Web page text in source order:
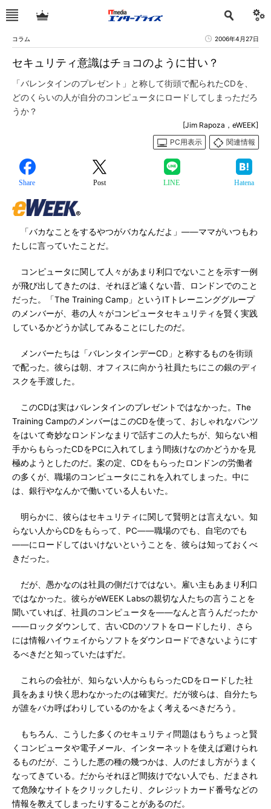
コラム 2006年4月27日
セキュリティ意識はチョコのように甘い？
「バレンタインのプレゼント」と称して街頭で配られたCDを、
どのくらいの人が自分のコンピュータにロードしてしまっただろ
うか？
[Jim Rapoza，eWEEK]
PC用表示
関連情報
Share Post LINE Hatena
「バカなことをするやつがバカなんだよ」――ママがいつもわ
たしに言っていたことだ。
コンピュータに関して人々があまり利口でないことを示す一例
が飛び出してきたのは、それほど遠くない昔、ロンドンでのこと
だった。「The Training Camp」というITトレーニンググループ
のメンバーが、巷の人々がコンピュータセキュリティを賢く実践
しているかどうか試してみることにしたのだ。
メンバーたちは「バレンタインデーCD」と称するものを街頭
で配った。彼らは朝、オフィスに向かう社員たちにこの銀のディ
スクを手渡した。
このCDは実はバレンタインのプレゼントではなかった。The
Training CampのメンバーはこのCDを使って、おしゃれなパンツ
をはいて奇妙なロンドンなまりで話すこの人たちが、知らない相
手からもらったCDをPCに入れてしまう間抜けなのかどうかを見
極めようとしたのだ。案の定、CDをもらったロンドンの労働者
の多くが、職場のコンピュータにこれを入れてしまった。中に
は、銀行やなんかで働いている人もいた。
明らかに、彼らはセキュリティに関して賢明とは言えない。知
らない人からCDをもらって、PC――職場のでも、自宅のでも
――にロードしてはいけないということを、彼らは知っておくべ
きだった。
だが、愚かなのは社員の側だけではない。雇い主もあまり利口
ではなかった。彼らがeWEEK Labsの親切な人たちの言うことを
聞いていれば、社員のコンピュータを――なんと言うんだったか
――ロックダウンして、古いCDのソフトをロードしたり、さら
には情報ハイウェイからソフトをダウンロードできないようにす
るべきだと知っていたはずだ。
これらの会社が、知らない人からもらったCDをロードした社
員をあまり快く思わなかったのは確実だ。だが彼らは、自分たち
が誰をバカ呼ばわりしているのかをよく考えるべきだろう。
もちろん、こうした多くのセキュリティ問題はもうちょっと賢
くコンピュータや電子メール、インターネットを使えば避けられ
るものだが、こうした悪の種の幾つかは、人のだまし方がうまく
なってきている。だからそれほど間抜けでない人でも、だまされ
て危険なサイトをクリックしたり、クレジットカード番号などの
情報を教えてしまったりすることがあるのだ。